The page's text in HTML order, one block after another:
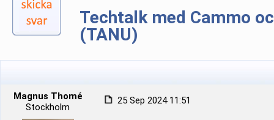
Techtalk med Cammo
(TANU)
Magnus Thomé
Stockholm
25 Sep 2024 11:51